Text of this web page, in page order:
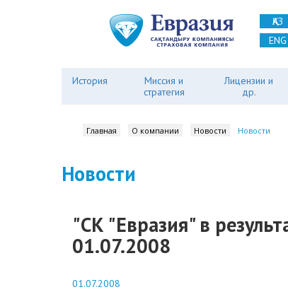
ҚАЗ
ENG
История
Миссия и
стратегия
Лицензии и
др.
Главная О компании Новости Новости
Новости
"СК "Евразия" в
01.07.2008
01.07.2008